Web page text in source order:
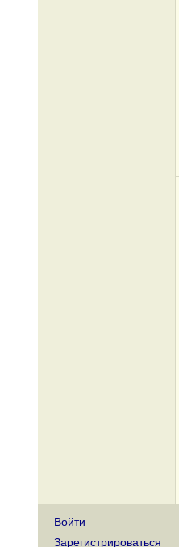
Войти
Зарегистрироваться